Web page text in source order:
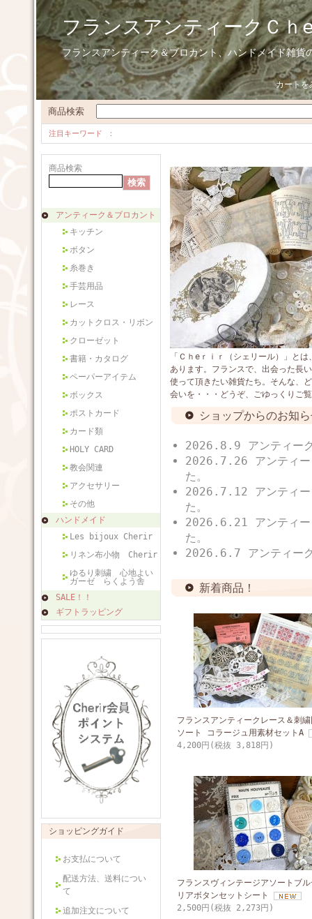
フランスアンティークＣｈ
フランスアンティーク＆ブロカント、ハンドメイド雑貨
カートを
商品検索
注目キーワード
商品検索
アンティーク＆ブロカント
キッチン
ボタン
糸巻き
手芸用品
レース
カットクロス・リボン
クローゼット
書籍・カタログ
ペーパーアイテム
ボックス
ポストカード
カード類
HOLY CARD
教会関連
アクセサリー
その他
ハンドメイド
Les bijoux Cherir
リネン布小物 Cherir
ゆるり刺繍 心地よい
ガーゼ らくよう舎
SALE！！
ギフトラッピング
ショッピングガイド
お支払について
配送方法、送料につい
て
追加注文について
「Ｃｈeｒｉｒ（シェリール）」と
あります。フランスで、出会った長
使って頂きたい雑貨たち。そんな、
会いを・・・どうぞ、ごゆっくりご
ショップからのお知
2026.8.9 アンティーク
2026.7.26 アンティー
た。
2026.7.12 アンティー
た。
2026.6.21 アンティー
た。
2026.6.7 アンティーク
新着商品！
フランスアンティークレース＆刺
ソート コラージュ用素材セットA
4,200円(税抜 3,818円)
フランスヴィンテージアソートブ
リアボタンセットシート
2,500円(税抜 2,273円)